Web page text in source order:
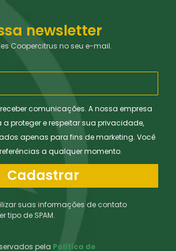
newsletter
Coopercitrus no seu e-mail.
comunicações. A nossa empresa
proteger e respeitar sua privacidade,
apenas para fins de marketing. Você
a qualquer momento.
Cadastrar
suas informações de contato
tipo de SPAM.
pela Política de